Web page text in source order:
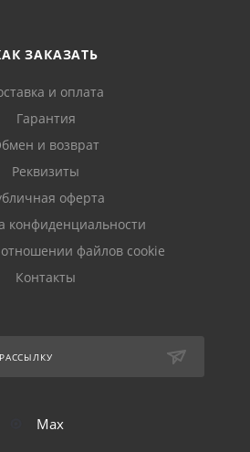
ЗАКАЗАТЬ
и оплата
Гарантия
и возврат
Реквизиты
оферта
конфиденциальности
файлов cookie
Контакты
Max